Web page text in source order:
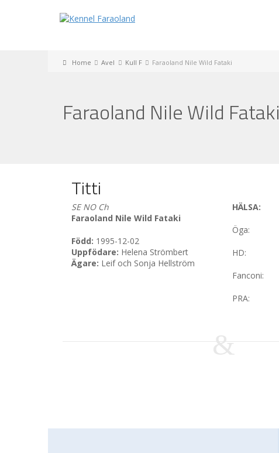
Home Avel Kull F Faraoland Nile Wild Fataki
Faraoland Nile Wild Fataki
Titti
SE NO Ch
Faraoland Nile Wild Fataki
Född: 1995-12-02
Uppfödare: Helena Strömbert
Ägare: Leif och Sonja Hellström
HÄLSA:
Öga:
HD:
Fanconi:
PRA: